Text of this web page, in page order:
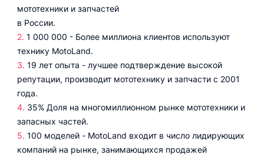
мототехники и запчастей
в России.
1 000 000 - Более миллиона клиентов используют
технику MotoLand.
19 лет опыта - лучшее подтверждение высокой
репутации, производит мототехнику и запчасти с 2001
года.
35% Доля на многомиллионном рынке мототехники и
запасных частей.
100 моделей - MotoLand входит в число лидирующих
компаний на рынке, занимающихся продажей